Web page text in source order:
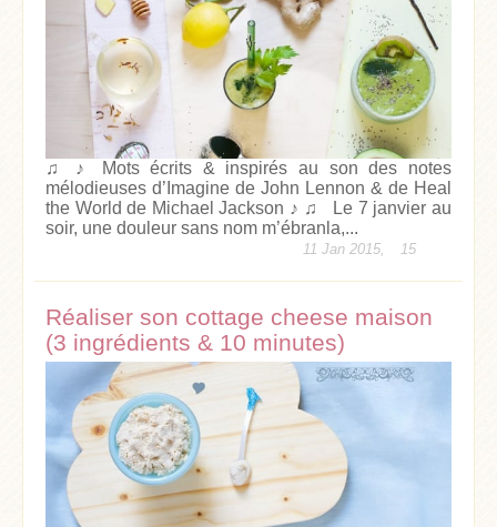
♫ ♪ Mots écrits & inspirés au son des notes
mélodieuses d’Imagine de John Lennon & de Heal
the World de Michael Jackson ♪ ♫ Le 7 janvier au
soir, une douleur sans nom m’ébranla,...
11 Jan 2015, 15
Réaliser son cottage cheese maison
(3 ingrédients & 10 minutes)